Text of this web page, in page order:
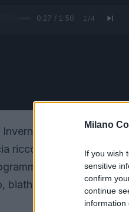
Milano
If you wish
sensitive
confirm
continue
information
0:28 / 1:50 1 /4
di Milano
ricco di opportunità
le speranze di
biathlon e snowboard.